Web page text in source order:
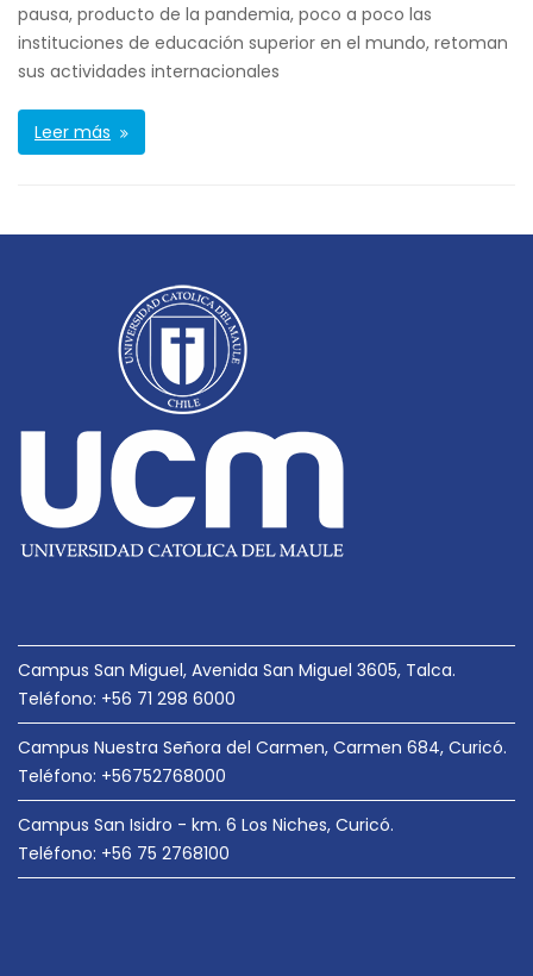
pausa, producto de la pandemia, poco a poco las
instituciones de educación superior en el mundo, retoman
sus actividades internacionales
Leer más
Campus San Miguel, Avenida San Miguel 3605, Talca.
Teléfono: +56 71 298 6000
Campus Nuestra Señora del Carmen, Carmen 684, Curicó.
Teléfono: +56752768000
Campus San Isidro - km. 6 Los Niches, Curicó.
Teléfono: +56 75 2768100